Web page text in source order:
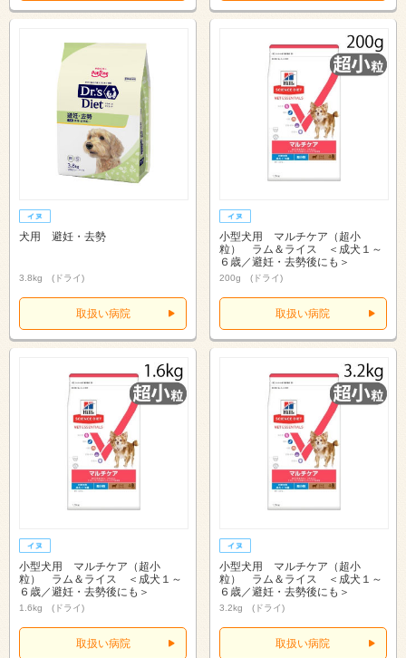
犬用 避妊・去勢
3.8kg (ドライ)
取扱い病院
小型犬用 マルチケア（超小
粒） ラム＆ライス ＜成犬１～
６歳／避妊・去勢後にも＞
200g (ドライ)
取扱い病院
小型犬用 マルチケア（超小
粒） ラム＆ライス ＜成犬１～
６歳／避妊・去勢後にも＞
1.6kg (ドライ)
取扱い病院
小型犬用 マルチケア（超小
粒） ラム＆ライス ＜成犬１～
６歳／避妊・去勢後にも＞
3.2kg (ドライ)
取扱い病院